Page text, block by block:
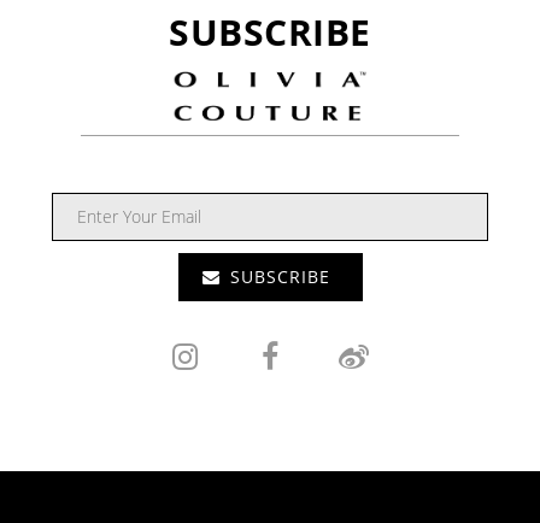
SUBSCRIBE
SUBSCRIBE